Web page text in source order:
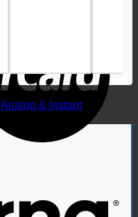
Analog & Instant,